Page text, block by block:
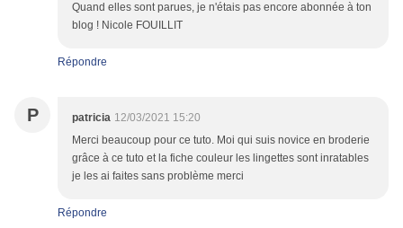
Quand elles sont parues, je n'étais pas encore abonnée à ton
blog ! Nicole FOUILLIT
Répondre
P patricia 12/03/2021 15:20
Merci beaucoup pour ce tuto. Moi qui suis novice en broderie
grâce à ce tuto et la fiche couleur les lingettes sont inratables
je les ai faites sans problème merci
Répondre